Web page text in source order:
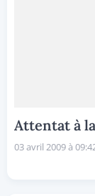
Attentat à
03 avril 2009 à